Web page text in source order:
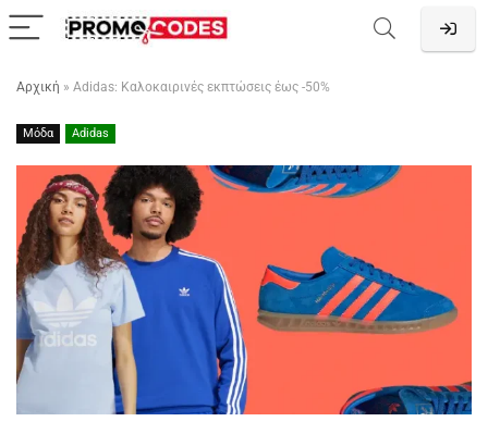
Αρχική » Adidas: Καλοκαιρινές εκπτώσεις έως -50%
Μόδα Adidas